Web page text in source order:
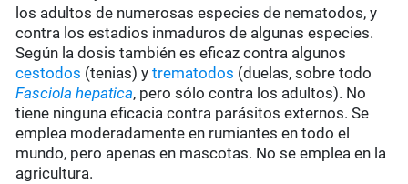
los adultos de numerosas especies de nematodos, y
contra los estadios inmaduros de algunas especies.
Según la dosis también es eficaz contra algunos
cestodos (tenias) ytrematodos (duelas, sobre todo
Fasciola hepatica, pero sólo contra los adultos). No
tiene ninguna eficacia contra parásitos externos. Se
emplea moderadamente en rumiantes en todo el
mundo, pero apenas en mascotas. No se emplea en la
agricultura.